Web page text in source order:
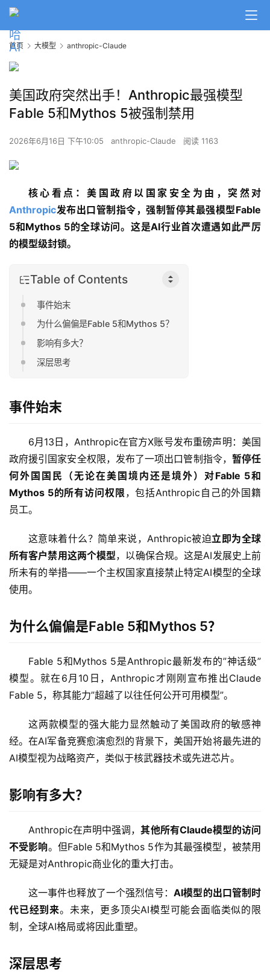
I
项
目
应
首页 大模型 anthropic-Claude
美国政府突然出手！Anthropic最强模型
Fable 5和Mythos 5被强制禁用
2026年6月16日 下午10:05 anthropic-Claude 阅读 1163
核心看点：美国政府以国家安全为由，突然对
Anthropic发布出口管制指令，强制暂停其最强模型Fable
5和Mythos 5的全球访问。这是AI行业首次遭遇如此严厉
的模型级封锁。
Table of Contents
事件始末
为什么偏偏是Fable 5和Mythos 5？
影响有多大？
深层思考
事件始末
6月13日，Anthropic在官方X账号发布重磅声明：美国
政府援引国家安全权限，发布了一项出口管制指令， 暂停任
何外国国民（无论在美国境内还是境外）对Fable 5和
Mythos 5的所有访问权限 ，包括Anthropic自己的外国籍
员工。
这意味着什么？简单来说，Anthropic被迫立即为全球
所有客户禁用这两个模型，以确保合规。这是AI发展史上前
所未有的举措——一个主权国家直接禁止特定AI模型的全球
使用。
为什么偏偏是Fable 5和Mythos 5？
Fable 5和Mythos 5是Anthropic最新发布的”神话级”
模型。就在6月10日，Anthropic才刚刚宣布推出Claude
Fable 5，称其能力”超越了以往任何公开可用模型”。
这两款模型的强大能力显然触动了美国政府的敏感神
经。在AI军备竞赛愈演愈烈的背景下，美国开始将最先进的
AI模型视为战略资产，类似于核武器技术或先进芯片。
影响有多大？
Anthropic在声明中强调，其他所有Claude模型的访问
不受影响。但Fable 5和Mythos 5作为其最强模型，被禁用
无疑是对Anthropic商业化的重大打击。
这一事件也释放了一个强烈信号：AI模型的出口管制时
代已经到来。未来，更多顶尖AI模型可能会面临类似的限
制，全球AI格局或将因此重塑。
深层思考